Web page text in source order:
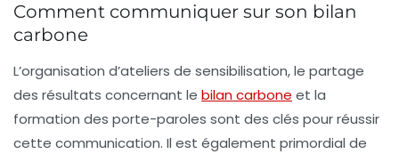
Comment communiquer sur son bilan
carbone
L’organisation d’ateliers de sensibilisation, le partage
des résultats concernant le bilan carbone et la
formation des porte-paroles sont des clés pour réussir
cette communication. Il est également primordial de